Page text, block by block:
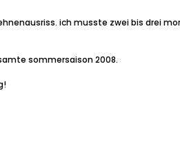
ich musste zwei bis drei
sommersaison 2008.